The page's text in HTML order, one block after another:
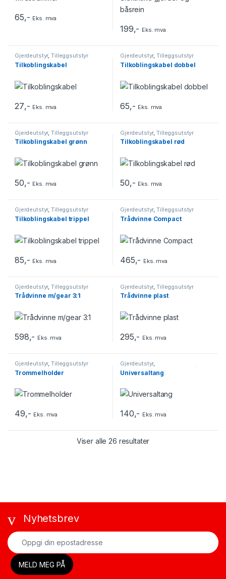
65,- Eks. mva
199,- Eks. mva
Gjerdeutstyr,Tilleggsutstyr
Tilkoblingskabel
27,- Eks. mva
Gjerdeutstyr,Tilleggsutstyr
Tilkoblingskabel dobbel
65,- Eks. mva
Gjerdeutstyr,Tilleggsutstyr
Tilkoblingskabel grønn
50,- Eks. mva
Gjerdeutstyr,Tilleggsutstyr
Tilkoblingskabel rød
50,- Eks. mva
Gjerdeutstyr,Tilleggsutstyr
Tilkoblingskabel trippel
85,- Eks. mva
Gjerdeutstyr,Tilleggsutstyr
Trådvinne Compact
465,- Eks. mva
Gjerdeutstyr,Tilleggsutstyr
Trådvinne m/gear 3:1
598,- Eks. mva
Gjerdeutstyr,Tilleggsutstyr
Trådvinne plast
295,- Eks. mva
Gjerdeutstyr,Tilleggsutstyr
Trommelholder
49,- Eks. mva
Gjerdeutstyr,
Klov/hovskjæreutstyr Saks/tang
Tilleggsutstyr
Universaltang
140,- Eks. mva
Viser alle 26 resultater
Nyhetsbrev